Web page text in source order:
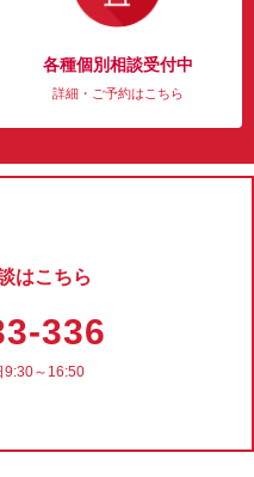
各種個別相談受付中
詳細・ご予約はこちら
はこちら
336
9:30～16:50